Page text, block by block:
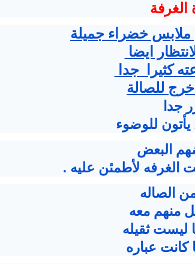
الغرفة
خضراء جميلة
ايضا
كثيرا جدا
للصالة
جدا
للوضوء
لأطمئن عليه .
الصاله
منهم معه
ليست ثقيله
كانت عباره